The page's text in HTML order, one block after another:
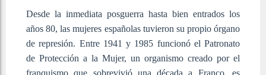
Desde la inmediata posguerra hasta bien entrados los
años 80, las mujeres españolas tuvieron su propio órgano
de represión. Entre 1941 y 1985 funcionó el Patronato
de Protección a la Mujer, un organismo creado por el
franquismo que sobrevivió una década a Franco, es